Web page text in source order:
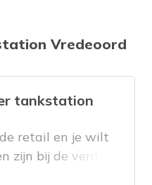
Vredeoord
tankstation
retail en je wilt
zijn bij de verdere